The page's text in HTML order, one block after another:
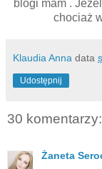
blogi mam .
chociaż
Klaudia Anna data
Udostępnij
30 komentarzy:
Żaneta